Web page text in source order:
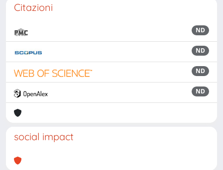
Citazioni
ND
ND
ND
ND
social impact